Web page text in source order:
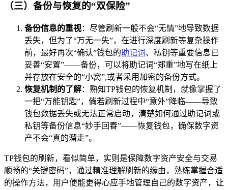
（三）备份与恢复的“双保险”
备份信息的重视：尽管刷新一般不会“无情”地导致数据
丢失，但为了“万无一失”，在进行深度刷新等复杂操作
前，最好再次“确认”钱包的助记词 、私钥等重要信息已
妥善“安置”——备份，可以将助记词“郑重”地写在纸上
并存放在安全的“小窝”,或者采用加密的备份方式。
恢复机制的了解：熟知TP钱包的恢复机制，就像掌握了
一把“万能钥匙”，倘若刷新过程中“意外”降临——导致
钱包数据丢失或无法正常启动，清楚如何通过助记词或
私钥等备份信息“妙手回春”——恢复钱包，确保数字资
产不会“真的溜走”。
TP钱包的刷新，看似简单，实则是保障数字资产安全与交易
顺畅的“关键密码”，通过精准理解刷新的缘由，熟练掌握合适
的操作方法，用户便能更得心应手地管理自己的数字资产，让